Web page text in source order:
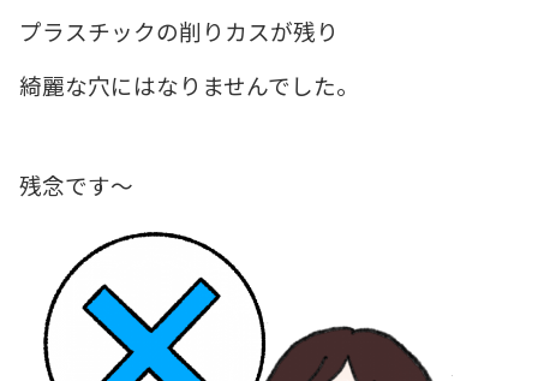
プラスチックの削りカスが残り
綺麗な穴にはなりませんでした。
残念です～